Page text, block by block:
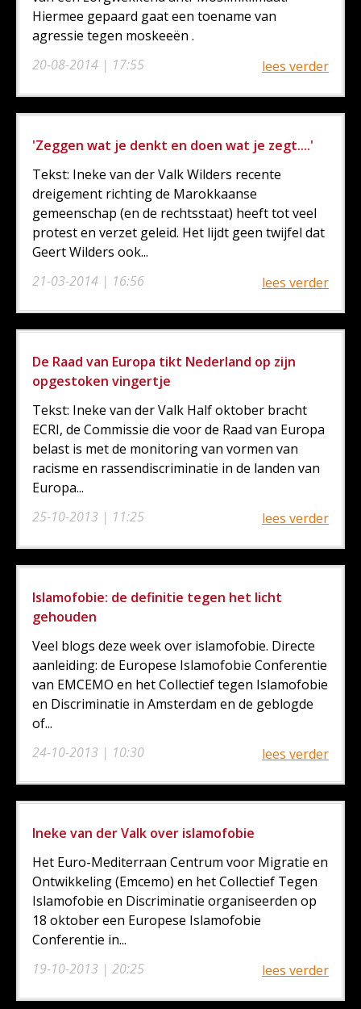
20-08-2014 | 17:55
Hiermee gepaard gaat een toename van
agressie tegen moskeeën .
lees verder
'Zeggen wat je denkt en doen wat je zegt....'
21-03-2014 | 16:56
Tekst: Ineke van der Valk Wilders recente
dreigement richting de Marokkaanse
gemeenschap (en de rechtsstaat) heeft tot veel
protest en verzet geleid. Het lijdt geen twijfel dat
Geert Wilders ook...
lees verder
De Raad van Europa tikt Nederland op zijn
opgestoken vingertje
25-10-2013 | 11:25
Tekst: Ineke van der Valk Half oktober bracht
ECRI, de Commissie die voor de Raad van Europa
belast is met de monitoring van vormen van
racisme en rassendiscriminatie in de landen van
Europa...
lees verder
Islamofobie: de definitie tegen het licht
gehouden
24-10-2013 | 10:30
Veel blogs deze week over islamofobie. Directe
aanleiding: de Europese Islamofobie Conferentie
van EMCEMO en het Collectief tegen Islamofobie
en Discriminatie in Amsterdam en de geblogde
of...
lees verder
Ineke van der Valk over islamofobie
19-10-2013 | 20:25
Het Euro-Mediterraan Centrum voor Migratie en
Ontwikkeling (Emcemo) en het Collectief Tegen
Islamofobie en Discriminatie organiseerden op
18 oktober een Europese Islamofobie
Conferentie in...
lees verder